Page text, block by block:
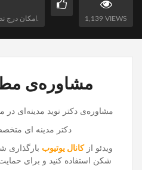
1,139 VIEWS
مشاوره‌ی
مشاوره‌ی دکتر نوید مدینه‌ای
دکتر مدینه ای
ویدئو از کانال یوتیوب بارگذاری
شکن استفاده کنید و برای